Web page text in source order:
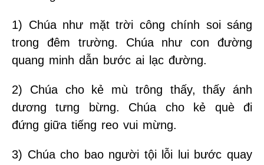
1) Chúa như mặt trời công chính soi sáng
trong đêm trường. Chúa như con đường
quang minh dẫn bước ai lạc đường.
2) Chúa cho kẻ mù trông thấy, thấy ánh
dương tưng bừng. Chúa cho kẻ què đi
đứng giữa tiếng reo vui mừng.
3) Chúa cho bao người tội lỗi lui bước quay